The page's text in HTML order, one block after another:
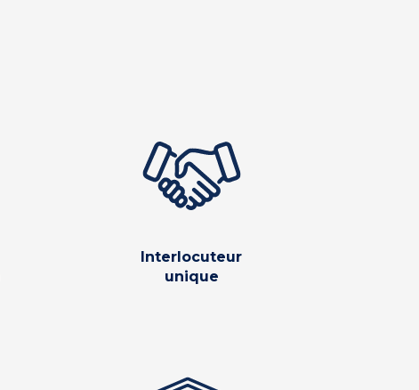
Interlocuteur
unique